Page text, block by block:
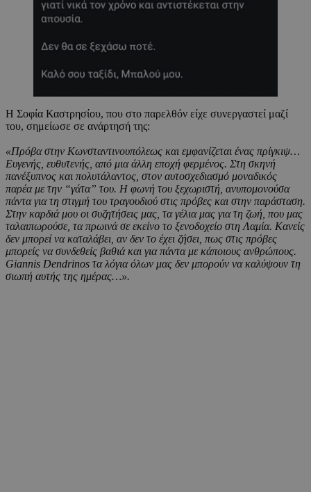
Η Σοφία Καστρησίου, που στο παρελθόν είχε συνεργαστεί μαζί
του, σημείωσε σε ανάρτησή της:
«Πρόβα στην Κωνσταντινουπόλεως και εμφανίζεται ένας πρίγκιψ…
Ευγενής, ευθυτενής, από μια άλλη εποχή φερμένος. Στη σκηνή
πανέξυπνος και πολυτάλαντος, στον αυτοσχεδιασμό μοναδικός
παρέα με την “γάτα” του. Η φωνή του ξεχωριστή, ανυπομονούσα
πάντα για τη στιγμή του τραγουδιού στις πρόβες και στην παράσταση.
Στην καρδιά μου οι συζητήσεις μας, τα γέλια μας για τη ζωή, που μας
ταλαιπωρούσε, τα πρωινά σε εκείνο το ξενοδοχείο στη Λαμία. Κανείς
δεν μπορεί να καταλάβει, αν δεν το έχει ζήσει, πως στις πρόβες
μπορείς να συνδεθείς βαθιά και για πάντα με κάποιους ανθρώπους.
Giannis Dendrinos τα λόγια όλων μας δεν μπορούν να καλύψουν τη
σιωπή αυτής της ημέρας…».